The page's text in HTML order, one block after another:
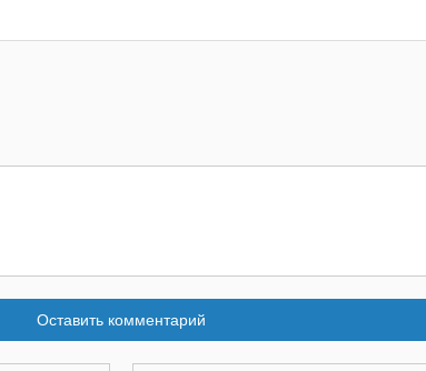
Оставить комментарий